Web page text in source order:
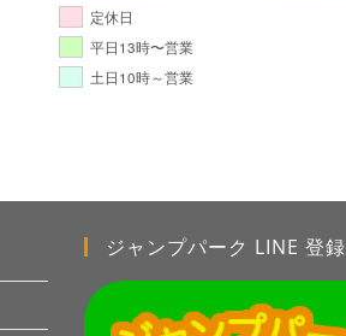
定休日
平日13時〜営業
土日10時～営業
ジャンプパーク LINE 登録